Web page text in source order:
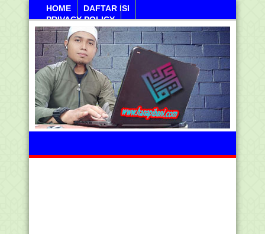
HOME
DAFTAR ISI
PRIVACY POLICY
Kamis, 06 Agustus 2026